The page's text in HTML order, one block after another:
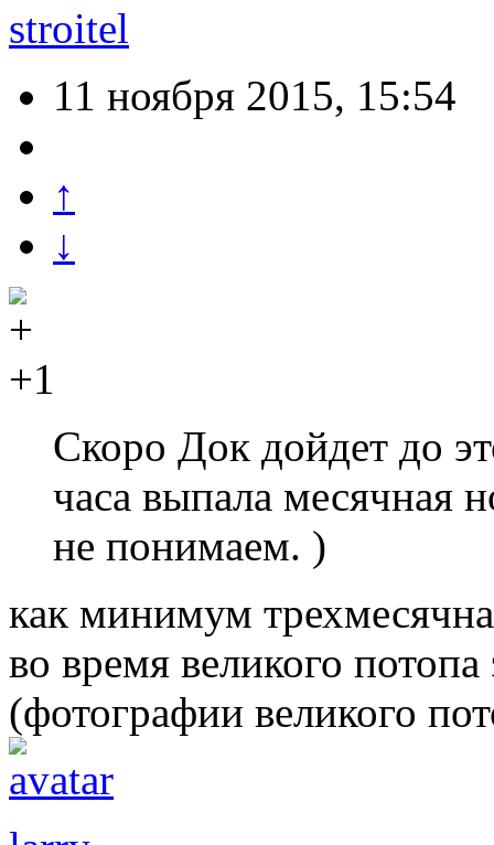
stroitel
11 ноября 2015, 15:54
↑
↓
+1
Скоро Док дойдет до
часа выпала месячная
не понимаем. )
как минимум
во время великого
(фотографии великого